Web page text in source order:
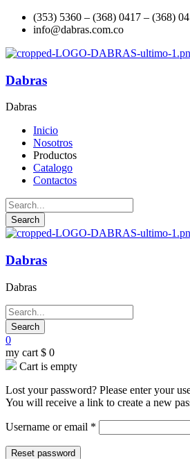
(353) 5360 – (368) 0417 – (368)
info@dabras.com.co
Dabras
Dabras
Inicio
Nosotros
Productos
Catalogo
Contactos
Dabras
Dabras
0
my cart $ 0
Cart is empty
Lost your password? Please enter your
You will receive a link to create a new
Username or email *
Reset password